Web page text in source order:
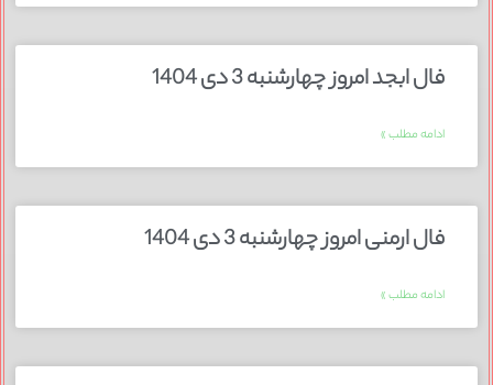
فال ابجد امروز چهارشنبه 3 دی 1404
ادامه مطلب »
فال ارمنی امروز چهارشنبه 3 دی 1404
ادامه مطلب »